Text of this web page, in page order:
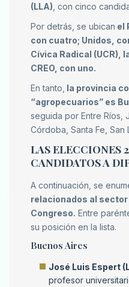
(LLA) , con cinco
Por detrás, se ubican el
con cuatro; Unidos,
Cívica Radical (UCR),
CREO, con uno.
En tanto, la provincia
“agropecuarios” es
seguida por Entre Ríos,
Córdoba, Santa Fe, San
LAS ELECCIONES
CANDIDATOS A
A continuación, se
relacionados al
Congreso. Entre
su posición en la lista.
Buenos Aires
José Luis Espert
profesor